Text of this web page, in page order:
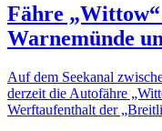
Fähre
Warnemünde
Auf dem Seekanal
derzeit die Autofähre
Werftaufenthalt der